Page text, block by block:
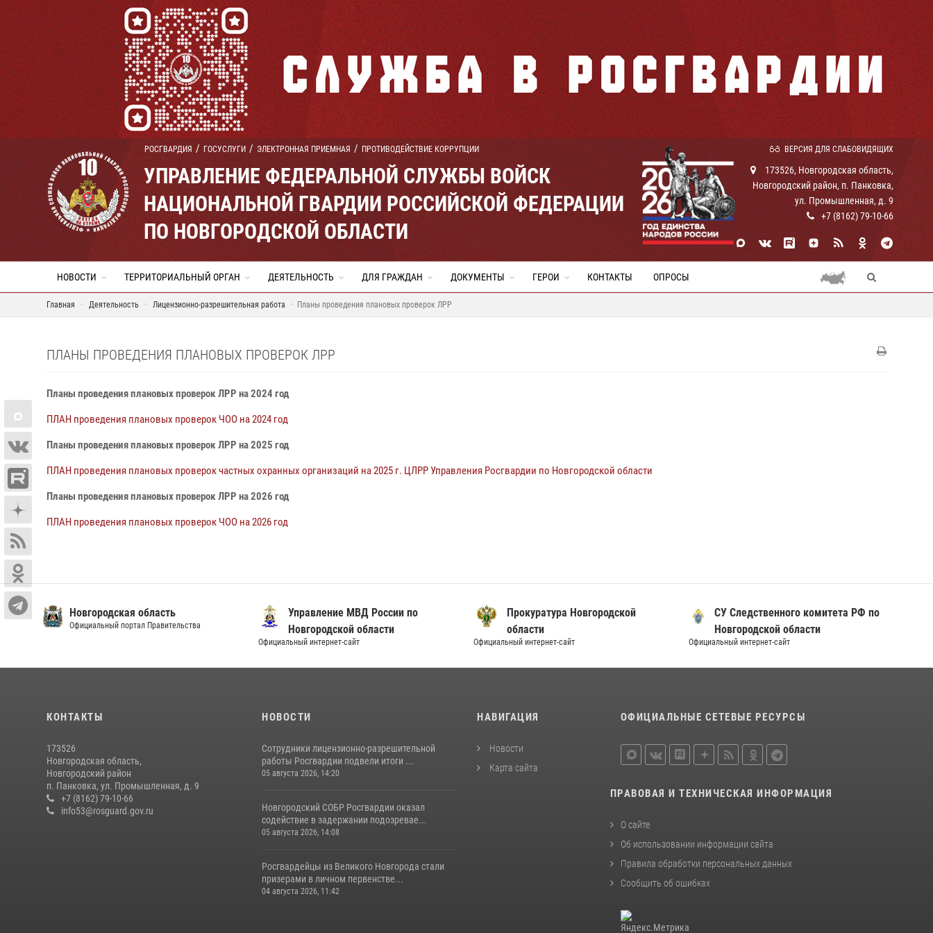
РОСГВАРДИЯ ГОСУСЛУГИ ЭЛЕКТРОННАЯ ПРИЕМНАЯ ПРОТИВОДЕЙСТВИЕ КОРРУПЦИИ ВЕРСИЯ ДЛЯ СЛАБОВИДЯЩИХ
УПРАВЛЕНИЕ ФЕДЕРАЛЬНОЙ СЛУЖБЫ ВОЙСК
НАЦИОНАЛЬНОЙ ГВАРДИИ РОССИЙСКОЙ ФЕДЕРАЦИИ
ПО НОВГОРОДСКОЙ ОБЛАСТИ
173526, Новгородская область,
Новгородский район, п. Панковка,
ул. Промышленная, д. 9
+7 (8162) 79-10-66
НОВОСТИ ТЕРРИТОРИАЛЬНЫЙ ОРГАН ДЕЯТЕЛЬНОСТЬ ДЛЯ ГРАЖДАН ДОКУМЕНТЫ ГЕРОИ КОНТАКТЫ ОПРОСЫ
Главная Деятельность Лицензионно-разрешительная работа Планы проведения плановых проверок ЛРР
ПЛАНЫ ПРОВЕДЕНИЯ ПЛАНОВЫХ ПРОВЕРОК ЛРР
Планы проведения плановых проверок ЛРР на 2024 год
ПЛАН проведения плановых проверок ЧОО на 2024 год
Планы проведения плановых проверок ЛРР на 2025 год
ПЛАН проведения плановых проверок частных охранных организаций на 2025 г. ЦЛРР Управления Росгвардии по Новгородской области
Планы проведения плановых проверок ЛРР на 2026 год
ПЛАН проведения плановых проверок ЧОО на 2026 год
Новгородская область
Официальный портал Правительства
Управление МВД России по
Новгородской области
Официальный интернет-сайт
Прокуратура Новгородской
области
Официальный интернет-сайт
СУ Следственного комитета РФ по
Новгородской области
Официальный интернет-сайт
КОНТАКТЫ
173526
Новгородская область,
Новгородский район
п. Панковка, ул. Промышленная, д. 9
+7 (8162) 79-10-66
info53@rosguard.gov.ru
НОВОСТИ
Сотрудники лицензионно-разрешительной
работы Росгвардии подвели итоги ...
05 августа 2026, 14:20
Новгородский СОБР Росгвардии оказал
содействие в задержании подозревае...
05 августа 2026, 14:08
Росгвардейцы из Великого Новгорода стали
призерами в личном первенстве...
04 августа 2026, 11:42
НАВИГАЦИЯ
Новости
Карта сайта
ОФИЦИАЛЬНЫЕ СЕТЕВЫЕ РЕСУРСЫ
ПРАВОВАЯ И ТЕХНИЧЕСКАЯ ИНФОРМАЦИЯ
О сайте
Об использовании информации сайта
Правила обработки персональных данных
Сообщить об ошибках